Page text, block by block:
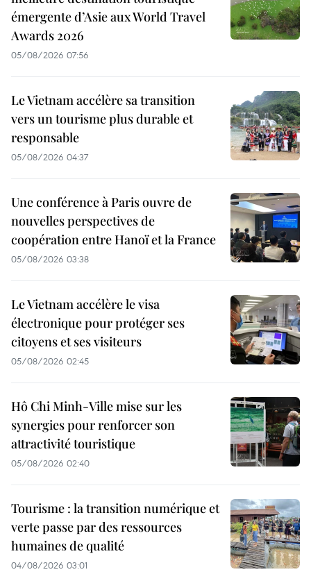
émergente d’Asie aux World Travel
Awards 2026
05/08/2026 07:56
Le Vietnam accélère sa transition
vers un tourisme plus durable et
responsable
05/08/2026 04:37
Une conférence à Paris ouvre de
nouvelles perspectives de
coopération entre Hanoï et la France
05/08/2026 03:38
Le Vietnam accélère le visa
électronique pour protéger ses
citoyens et ses visiteurs
05/08/2026 02:45
Hô Chi Minh-Ville mise sur les
synergies pour renforcer son
attractivité touristique
05/08/2026 02:40
Tourisme : la transition numérique et
verte passe par des ressources
humaines de qualité
04/08/2026 03:01